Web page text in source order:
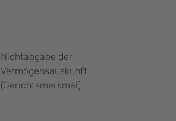
Nichtabgabe der
Vermögensauskunft
(Gerichtsmerkmal)